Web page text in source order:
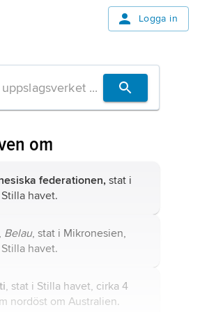
Logga in
om
federationen, stat i
havet.
, Belau, stat i Mikronesien,
havet.
, stat i Stilla havet, cirka 4
nordöst om Australien.